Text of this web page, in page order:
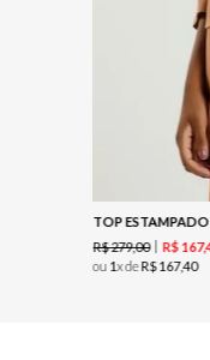
TOP
R$279,00 R$ 167,
ou 1x deR$167,40